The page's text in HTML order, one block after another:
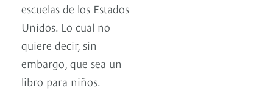
escuelas de los Estados
Unidos. Lo cual no
quiere decir, sin
embargo, que sea un
libro para niños.